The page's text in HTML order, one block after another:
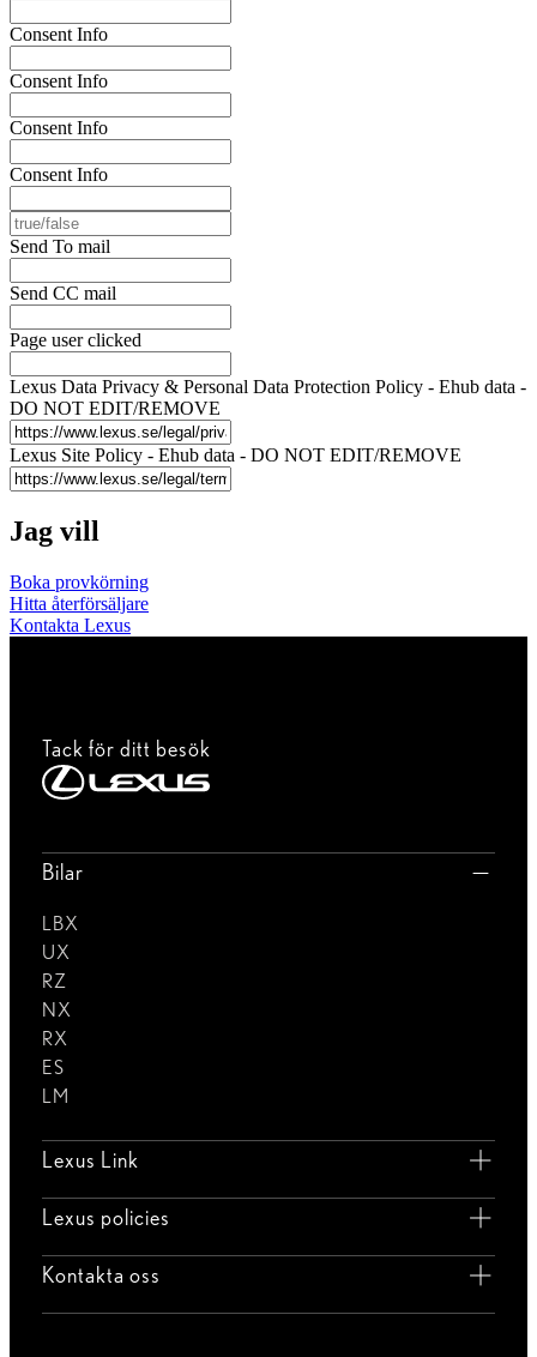
Consent Info
Consent Info
Consent Info
Consent Info
Send To mail
Send CC mail
Page user clicked
Lexus Data Privacy & Personal Data Protection Policy - Ehub data -
DO NOT EDIT/REMOVE
Lexus Site Policy - Ehub data - DO NOT EDIT/REMOVE
Jag vill
Boka provkörning
Hitta återförsäljare
Kontakta Lexus
Tack för ditt besök
Bilar
LBX
UX
RZ
NX
RX
ES
LM
Lexus Link
Lexus policies
Kontakta oss